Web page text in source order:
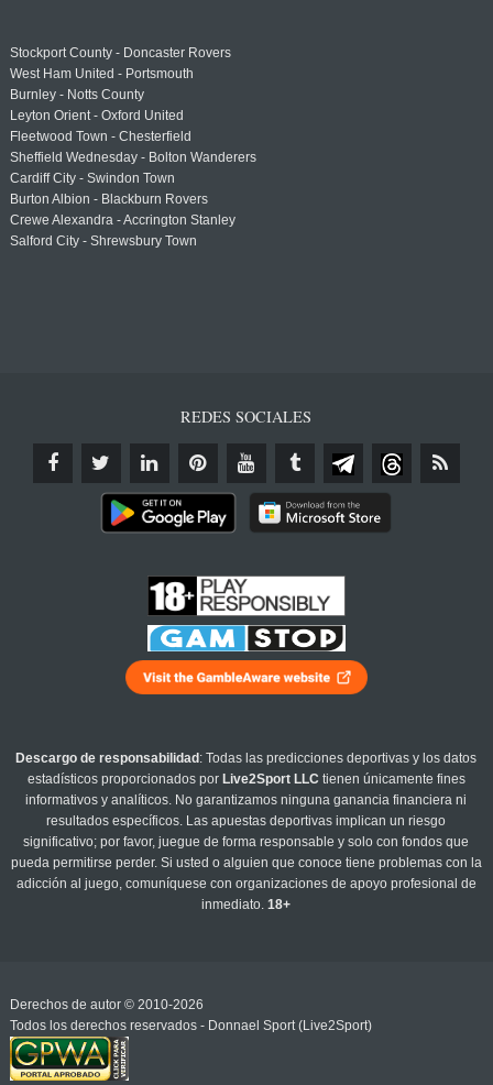
Stockport County - Doncaster Rovers
West Ham United - Portsmouth
Burnley - Notts County
Leyton Orient - Oxford United
Fleetwood Town - Chesterfield
Sheffield Wednesday - Bolton Wanderers
Cardiff City - Swindon Town
Burton Albion - Blackburn Rovers
Crewe Alexandra - Accrington Stanley
Salford City - Shrewsbury Town
REDES SOCIALES
Descargo de responsabilidad : Todas las predicciones deportivas y los datos
estadísticos proporcionados por Live2Sport LLC tienen únicamente fines
informativos y analíticos. No garantizamos ninguna ganancia financiera ni
resultados específicos. Las apuestas deportivas implican un riesgo
significativo; por favor, juegue de forma responsable y solo con fondos que
pueda permitirse perder. Si usted o alguien que conoce tiene problemas con la
adicción al juego, comuníquese con organizaciones de apoyo profesional de
inmediato.18+
Derechos de autor © 2010-2026
Todos los derechos reservados - Donnael Sport (Live2Sport)